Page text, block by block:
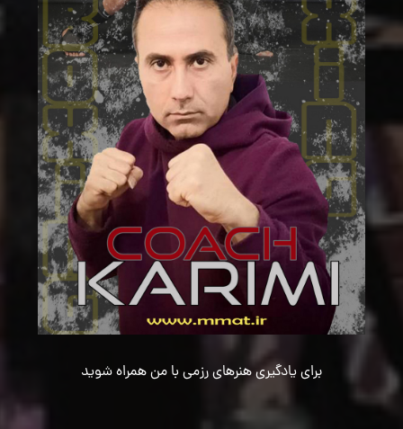
برای یادگیری هنرهای رزمی با من همراه شوید